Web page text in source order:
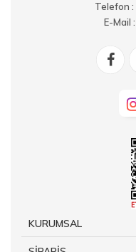
Telefon :
E-Mail :
KURUMSAL